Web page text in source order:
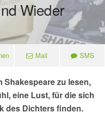
Wieder
Mail SMS
zu lesen,
eine Lust, für die sich
des Dichters finden.